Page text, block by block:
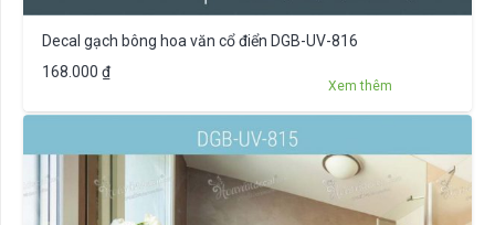
Decal gạch bông hoa văn cổ điển DGB-UV-816
168.000 ₫
Xem thêm